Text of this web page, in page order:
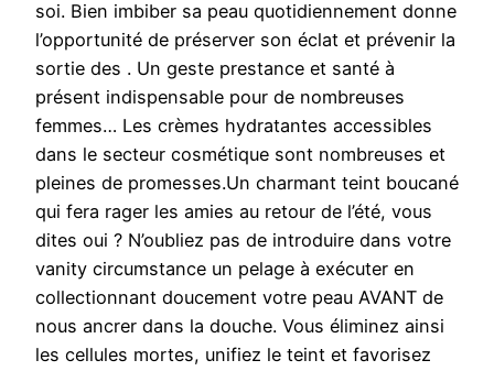
soi. Bien imbiber sa peau quotidiennement donne
l’opportunité de préserver son éclat et prévenir la
sortie des . Un geste prestance et santé à
présent indispensable pour de nombreuses
femmes… Les crèmes hydratantes accessibles
dans le secteur cosmétique sont nombreuses et
pleines de promesses.Un charmant teint boucané
qui fera rager les amies au retour de l’été, vous
dites oui ? N’oubliez pas de introduire dans votre
vanity circumstance un pelage à exécuter en
collectionnant doucement votre peau AVANT de
nous ancrer dans la douche. Vous éliminez ainsi
les cellules mortes, unifiez le teint et favorisez